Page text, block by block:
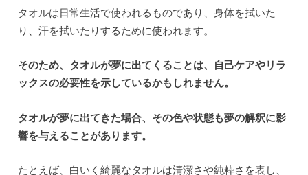
タオルは日常生活で使われるものであり、身体を拭いた
り、汗を拭いたりするために使われます。
そのため、タオルが夢に出てくることは、自己ケアやリラ
ックスの必要性を示しているかもしれません。
タオルが夢に出てきた場合、その色や状態も夢の解釈に影
響を与えることがあります。
たとえば、白いく綺麗なタオルは清潔さや純粋さを表し、